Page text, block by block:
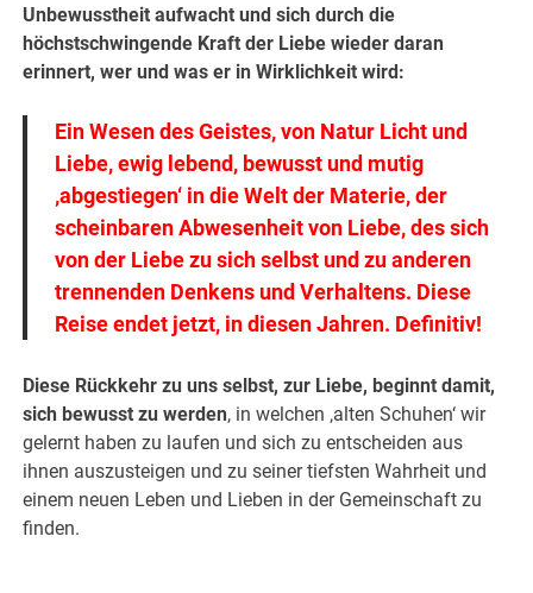
Unbewusstheit aufwacht und sich durch die
höchstschwingende Kraft der Liebe wieder daran
erinnert, wer und was er in Wirk lichkeit wird:
Ein Wesen des Geistes, von Natur Licht und
Liebe, ewig lebend, bewusst und mutig
‚abgestiegen‘ in die Welt der Materie, der
scheinbaren Abwesenheit von Liebe, des sich
von der Liebe zu sich selbst und zu anderen
trennenden Denkens und Verhaltens. Diese
Reise endet jetzt, in diesen Jahren. Definitiv!
Diese Rückkehr zu uns selbst, zur Liebe, beginnt damit,
sich bewusst zu werden, in welchen ‚alten Schuhen‘ wir
gelernt haben zu laufen und sich zu entscheiden aus
ihnen auszusteigen und zu seiner tiefsten Wahrheit und
einem neuen Leben und Lieben in der Gemeinschaft zu
finden.